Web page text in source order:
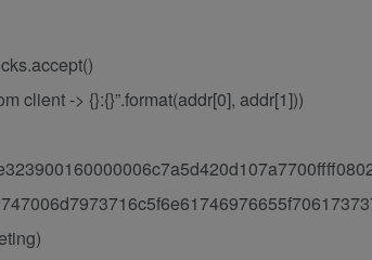
client -> {}:{}”.format(addr[0], addr[1]))